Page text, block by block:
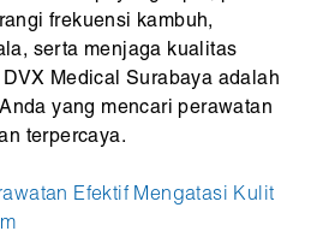
frekuensi kambuh,
serta menjaga kualitas
Medical Surabaya adalah
yang mencari perawatan
terpercaya.
Efektif Mengatasi Kulit